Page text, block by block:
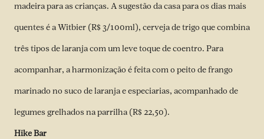
madeira para as crianças. A sugestão da casa para os dias mais
quentes é a Witbier (R$ 3/100ml), cerveja de trigo que combina
três tipos de laranja com um leve toque de coentro. Para
acompanhar, a harmonização é feita com o peito de frango
marinado no suco de laranja e especiarias, acompanhado de
legumes grelhados na parrilha (R$ 22,50).
Hike Bar